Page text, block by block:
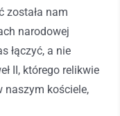
została nam
narodowej
łączyć, a nie
II, którego relikwie
naszym kościele,